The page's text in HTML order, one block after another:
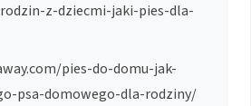
z-dziecmi-jaki-pies-dla-
pies-do-domu-jak-
psa-domowego-dla-rodziny/